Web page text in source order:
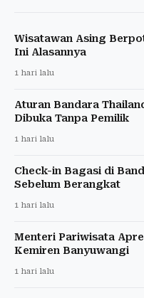
Wisatawan Asing
Ini Alasannya
1 hari lalu
Aturan Bandara
Dibuka Tanpa Pemilik
1 hari lalu
Check-in Bagasi di
Sebelum Berangkat
1 hari lalu
Menteri Pariwisata
Kemiren Banyuwangi
1 hari lalu